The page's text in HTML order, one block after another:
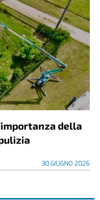
della
30 GIUGNO 2026